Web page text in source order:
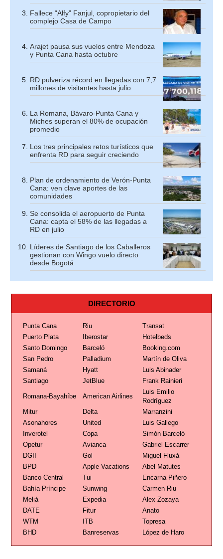
Fallece “Alfy” Fanjul, copropietario del
complejo Casa de Campo
Arajet pausa sus vuelos entre Mendoza
y Punta Cana hasta octubre
RD pulveriza récord en llegadas con 7,7
millones de visitantes hasta julio
La Romana, Bávaro-Punta Cana y
Miches superan el 80% de ocupación
promedio
Los tres principales retos turísticos que
enfrenta RD para seguir creciendo
Plan de ordenamiento de Verón-Punta
Cana: ven clave aportes de las
comunidades
Se consolida el aeropuerto de Punta
Cana: capta el 58% de las llegadas a
RD en julio
Líderes de Santiago de los Caballeros
gestionan con Wingo vuelo directo
desde Bogotá
DIRECTORIO
Punta Cana Riu
Transat
Puerto Plata
Iberostar
Hotelbeds
Santo Domingo
Barceló
Booking.com
San Pedro
Palladium
Martín de Oliva
Samaná
Hyatt
Luis Abinader
Santiago
JetBlue Frank Rainieri
Romana-Bayahíbe American Airlines
Luis Emilio
Rodríguez
Mitur
Delta
Marranzini
Asonahores
United
Luis Gallego
Inverotel
Copa
Simón Barceló
Opetur
Avianca
Gabriel Escarrer
DGII
Gol
Miguel Fluxá
BPD
Apple Vacations
Abel Matutes
Banco Central
Tui
Encarna Piñero
Bahía Príncipe
Sunwing
Carmen Riu
Meliá
Expedia
Alex Zozaya
DATE
Fitur
Anato
WTM
ITB
Topresa
BHD
Banreservas López de Haro